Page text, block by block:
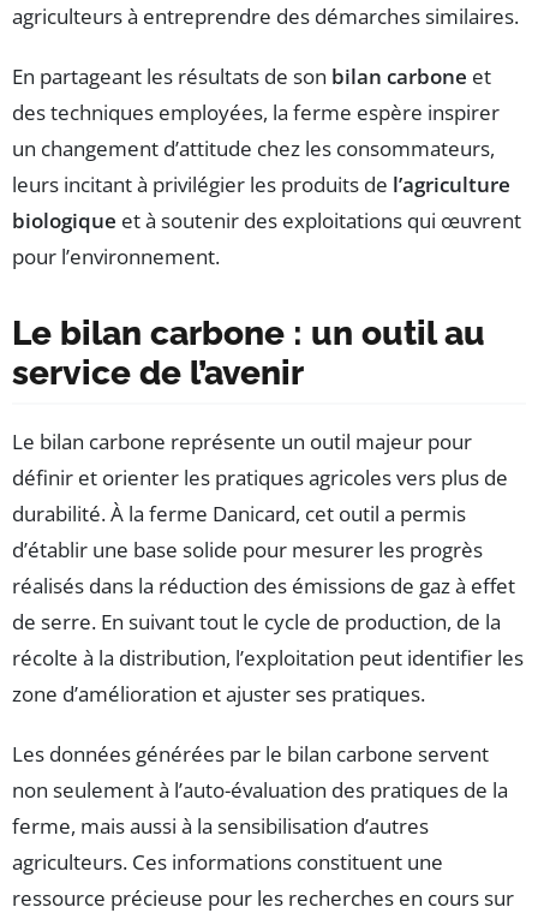
agriculteurs à entreprendre des démarches similaires.
En partageant les résultats de son bilan carbone et
des techniques employées, la ferme espère inspirer
un changement d’attitude chez les consommateurs,
leurs incitant à privilégier les produits de l’agriculture
biologique et à soutenir des exploitations qui œuvrent
pour l’environnement.
Le bilan carbone : un outil au
service de l’avenir
Le bilan carbone représente un outil majeur pour
définir et orienter les pratiques agricoles vers plus de
durabilité. À la ferme Danicard, cet outil a permis
d’établir une base solide pour mesurer les progrès
réalisés dans la réduction des émissions de gaz à effet
de serre. En suivant tout le cycle de production, de la
récolte à la distribution, l’exploitation peut identifier les
zone d’amélioration et ajuster ses pratiques.
Les données générées par le bilan carbone servent
non seulement à l’auto-évaluation des pratiques de la
ferme, mais aussi à la sensibilisation d’autres
agriculteurs. Ces informations constituent une
ressource précieuse pour les recherches en cours sur